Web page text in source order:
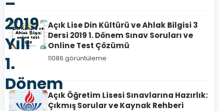
2019
Yılı
1.
Dönem
Açık Lise Din Kültürü ve Ahlak Bilgisi 3
Dersi 2019 1. Dönem Sınav Soruları ve
Online Test Çözümü
11086 görüntüleme
Açık Öğretim Lisesi Sınavlarına Hazırlık:
Çıkmış Sorular ve Kaynak Rehberi